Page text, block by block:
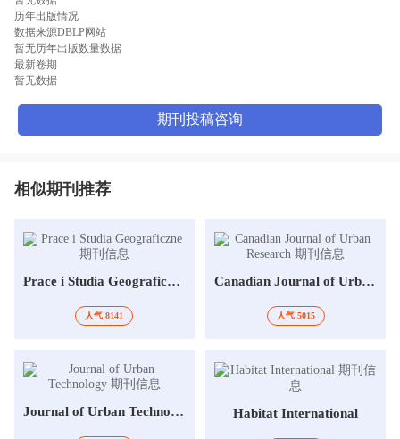
历年出版情况
数据来源DBLP网站
暂无历年出版数量数据
最新卷期
暂无数据
期刊投稿咨询
相似期刊推荐
Prace i Studia Geograficzne
人气 8141
Canadian Journal of Urban Research
人气 5015
Journal of Urban Technology Habitat International